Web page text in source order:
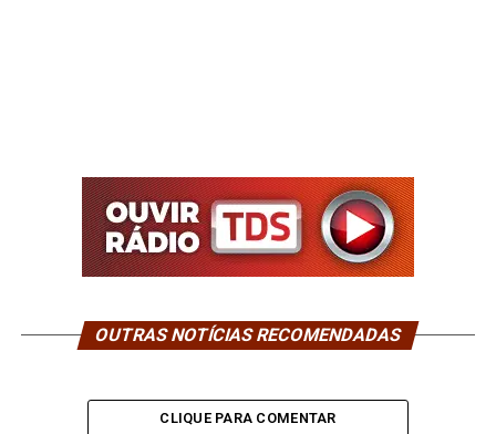
OUTRAS NOTÍCIAS RECOMENDADAS
CLIQUE PARA COMENTAR